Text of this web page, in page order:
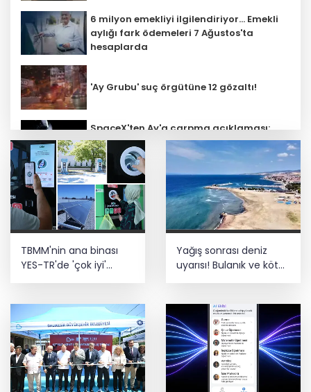
6 milyon emekliyi ilgilendiriyor... Emekli
aylığı fark ödemeleri 7 Ağustos'ta
hesaplarda
'Ay Grubu' suç örgütüne 12 gözaltı!
SpaceX'ten Ay'a çarpma açıklaması:
Sorumlu uzay operasyonları için
çalışıyoruz
Bozcaada mercan resifleri için koruma
seferberliği... 180 deniz canlısı türü kayıt
altına alındı
Türk F-16'ları NATO görevi için
Estonya'da... MSB yerli savunma
sistemleriyle güçleniyor
ediyor... Hudutlarda 490 kişi yakalandı
TBMM'nin ana binası
YES-TR'de 'çok iyi'
Yağış sonrası deniz
uyarısı! Bulanık ve kötü